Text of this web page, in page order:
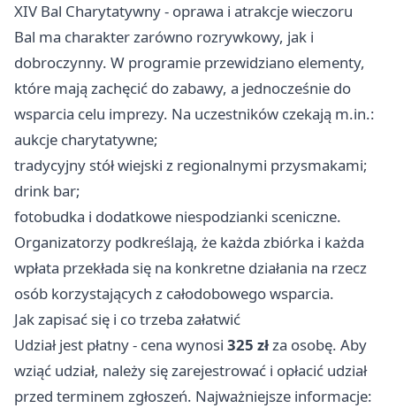
XIV Bal Charytatywny - oprawa i atrakcje wieczoru
Bal ma charakter zarówno rozrywkowy, jak i
dobroczynny. W programie przewidziano elementy,
które mają zachęcić do zabawy, a jednocześnie do
wsparcia celu imprezy. Na uczestników czekają m.in.:
aukcje charytatywne;
tradycyjny stół wiejski z regionalnymi przysmakami;
drink bar;
fotobudka i dodatkowe niespodzianki sceniczne.
Organizatorzy podkreślają, że każda zbiórka i każda
wpłata przekłada się na konkretne działania na rzecz
osób korzystających z całodobowego wsparcia.
Jak zapisać się i co trzeba załatwić
Udział jest płatny - cena wynosi 325 złza osobę. Aby
wziąć udział, należy się zarejestrować i opłacić udział
przed terminem zgłoszeń. Najważniejsze informacje: